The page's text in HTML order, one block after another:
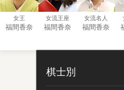
女王
福間香奈
女流王座
福間香奈
女流名人
福間香奈
棋士別